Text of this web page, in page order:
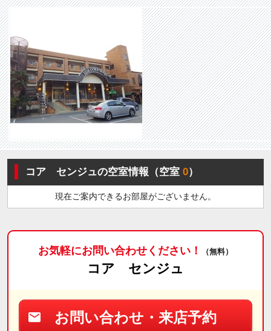
コア センジュの空室情報（空室0）
現在ご案内できるお部屋がございません。
お気軽にお問い合わせください！ （無料）
コア センジュ
お問い合わせ・来店予約